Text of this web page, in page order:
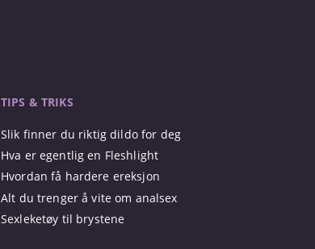
TIPS & TRIKS
Slik finner du riktig dildo for deg
Hva er egentlig en Fleshlight
Hvordan få hardere ereksjon
Alt du trenger å vite om analsex
Sexleketøy til brystene